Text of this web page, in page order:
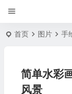
首页 图片 手
简单水彩
风景